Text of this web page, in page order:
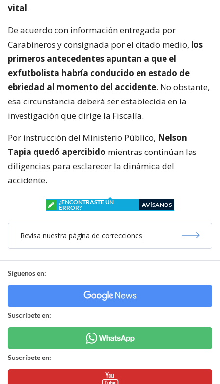
vital.
De acuerdo con información entregada por
Carabineros y consignada por el citado medio, los
primeros antecedentes apuntan a que el
exfutbolista habría conducido en estado de
ebriedad al momento del accidente. No obstante,
esa circunstancia deberá ser establecida en la
investigación que dirige la Fiscalía.
Por instrucción del Ministerio Público, Nelson
Tapia quedó apercibido mientras continúan las
diligencias para esclarecer la dinámica del
accidente.
¿ENCONTRASTE UN
ERROR?
AVÍSANOS
Revisa nuestra página de correcciones
Síguenos en:
Suscríbete en:
Suscríbete en: